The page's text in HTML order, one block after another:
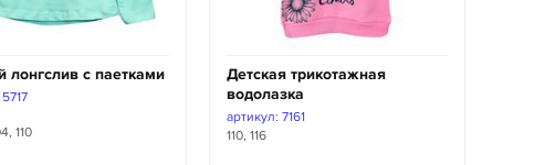
лонгслив с паетками
110
Детская трикотажная
водолазка
артикул: 7161
110, 116